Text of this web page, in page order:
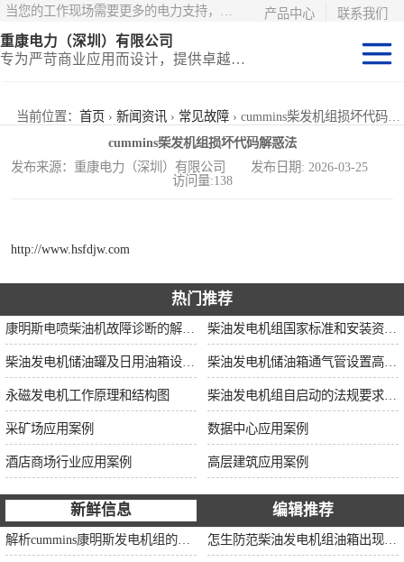
联系我们
产品中心
重康电力（深圳）有限公司
专为严苛商业应用而设计，提供卓越的价值和匹配的功能
当前位置： 首页 › 新闻资讯 › 常见故障 › cummins柴发机组损坏代码解惑法
cummins柴发机组损坏代码解惑法
发布来源：重康电力（深圳）有限公司 发布日期: 2026-03-25
访问量:138
http://www.hsfdjw.com
热门推荐
永磁发电机工作原理和结构图
采矿场应用案例 数据中心应用案例
酒店商场行业应用案例 高层建筑应用案例
新鲜信息 编辑推荐
静音型集装箱电
站
移动式挂车电站